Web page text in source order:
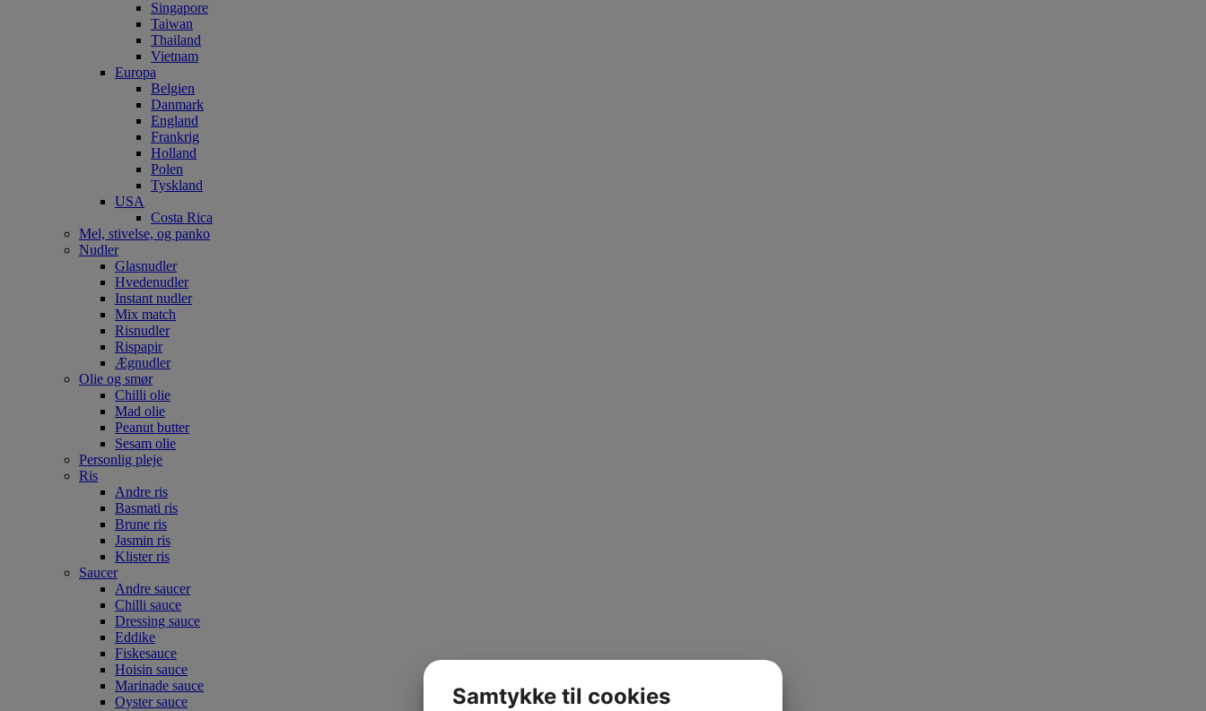
Singapore
Taiwan
Thailand
Vietnam
Europa
Belgien
Danmark
England
Frankrig
Holland
Polen
Tyskland
USA
Costa Rica
Mel, stivelse, og panko
Nudler
Glasnudler
Hvedenudler
Instant nudler
Mix match
Risnudler
Rispapir
Ægnudler
Olie og smør
Chilli olie
Mad olie
Peanut butter
Sesam olie
Personlig pleje
Ris
Andre ris
Basmati ris
Brune ris
Jasmin ris
Klister ris
Saucer
Andre saucer
Chilli sauce
Dressing sauce
Eddike
Fiskesauce
Hoisin sauce
Marinade sauce
Oyster sauce
Samtykke til cookies